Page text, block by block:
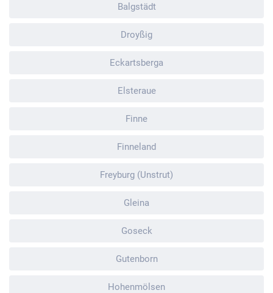
Balgstädt
Droyßig
Eckartsberga
Elsteraue
Finne
Finneland
Freyburg (Unstrut)
Gleina
Goseck
Gutenborn
Hohenmölsen